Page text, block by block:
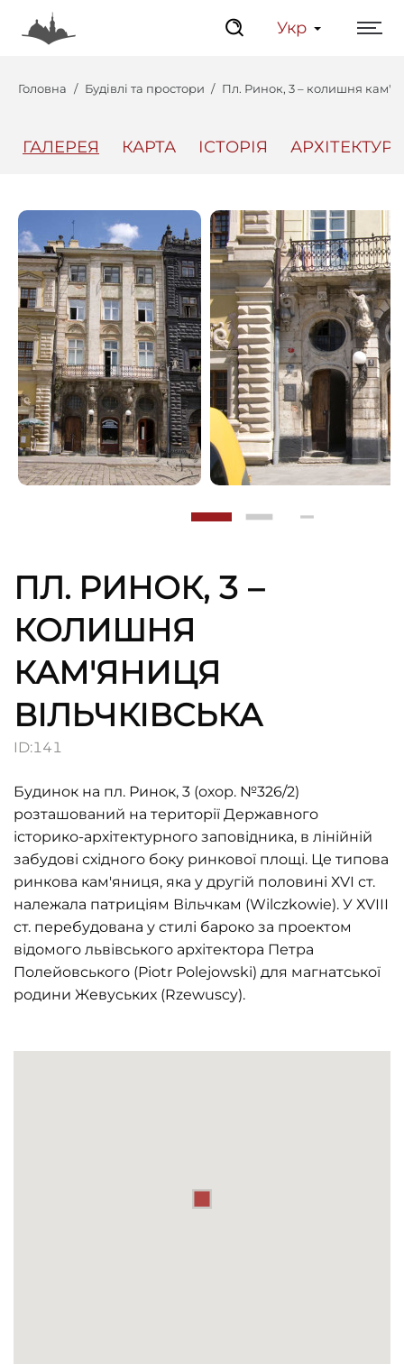
Укр
Головна Будівлі та простори Пл. Ринок, 3 – колишня
ГАЛЕРЕЯ КАРТА ІСТОРІЯ АРХІТЕКТУРА
ПЛ. РИНОК, 3 –
КОЛИШНЯ
КАМ'ЯНИЦЯ
ВІЛЬЧКІВСЬКА
ID:141
Будинок на пл. Ринок, 3 (охор. №326/2)
розташований на території Державного
історико-архітектурного заповідника, в лінійній
забудові східного боку ринкової площі. Це типова
ринкова кам'яниця, яка у другій половині ХVІ ст.
належала патриціям Вільчкам (Wilczkowie). У ХVІІІ
ст. перебудована у стилі бароко за проектом
відомого львівського архітектора Петра
Полейовського (Piotr Polejowski) для магнатської
родини Жевуських (Rzewuscy).